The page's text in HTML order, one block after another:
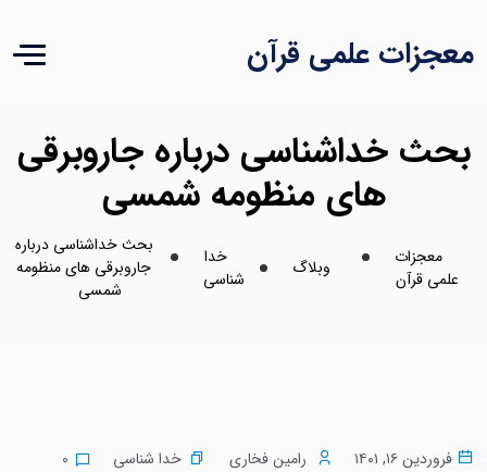
معجزات علمی قرآن
بحث خداشناسی درباره جاروبرقی
های منظومه شمسی
معجزات
علمی قرآن
وبلاگ
خدا
شناسی
بحث خداشناسی درباره
جاروبرقی های منظومه
شمسی
فروردین ۱۶, ۱۴۰۱ رامین فخاری خدا شناسی 0